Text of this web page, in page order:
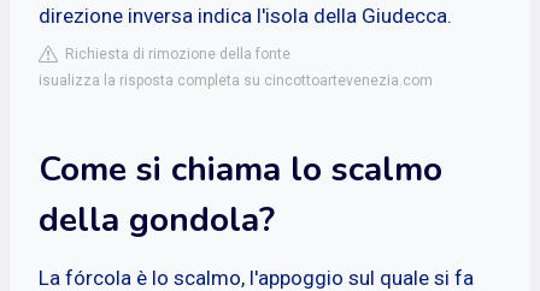
direzione inversa indica l'isola della Giudecca.
Richiesta di rimozione della fonte
isualizza la risposta completa su cincottoartevenezia.com
Come si chiama lo scalmo
della gondola?
La fórcola è lo scalmo, l'appoggio sul quale si fa